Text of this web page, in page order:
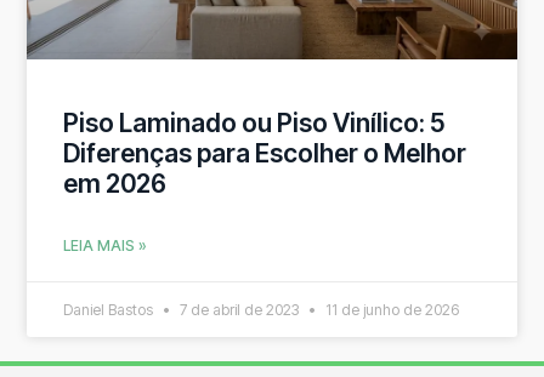
Piso Laminado ou Piso Vinílico: 5
Diferenças para Escolher o Melhor
em 2026
LEIA MAIS »
Daniel Bastos 7 de abril de 2023 11 de junho de 2026